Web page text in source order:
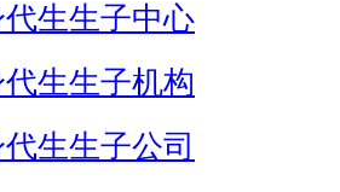
生生子中心
生生子机构
生生子公司